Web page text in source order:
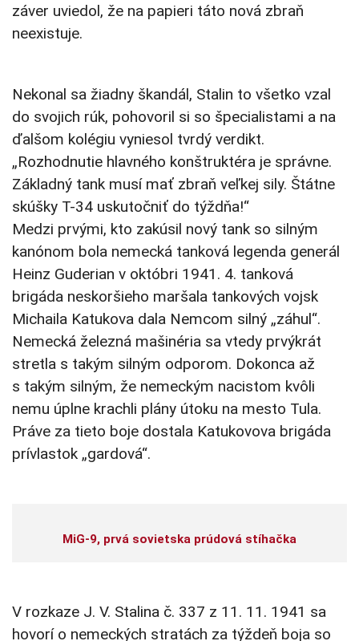
záver uviedol, že na papieri táto nová zbraň
neexistuje.
Nekonal sa žiadny škandál, Stalin to všetko vzal
do svojich rúk, pohovoril si so špecialistami a na
ďalšom kolégiu vyniesol tvrdý verdikt.
„Rozhodnutie hlavného konštruktéra je správne.
Základný tank musí mať zbraň veľkej sily. Štátne
skúšky T-34 uskutočniť do týždňa!“
Medzi prvými, kto zakúsil nový tank so silným
kanónom bola nemecká tanková legenda generál
Heinz Guderian v októbri 1941. 4. tanková
brigáda neskoršieho maršala tankových vojsk
Michaila Katukova dala Nemcom silný „záhul“.
Nemecká železná mašinéria sa vtedy prvýkrát
stretla s takým silným odporom. Dokonca až
s takým silným, že nemeckým nacistom kvôli
nemu úplne krachli plány útoku na mesto Tula.
Práve za tieto boje dostala Katukovova brigáda
prívlastok „gardová“.
MiG-9, prvá sovietska prúdová stíhačka
V rozkaze J. V. Stalina č. 337 z 11. 11. 1941 sa
hovorí o nemeckých stratách za týždeň boja so